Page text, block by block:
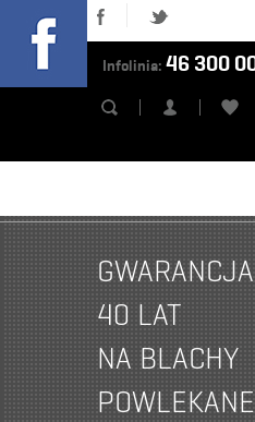
Infolinia: 46 300
40 LAT
NA BLACHY
POWLEKANE